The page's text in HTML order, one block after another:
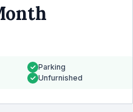
Parking
Unfurnished